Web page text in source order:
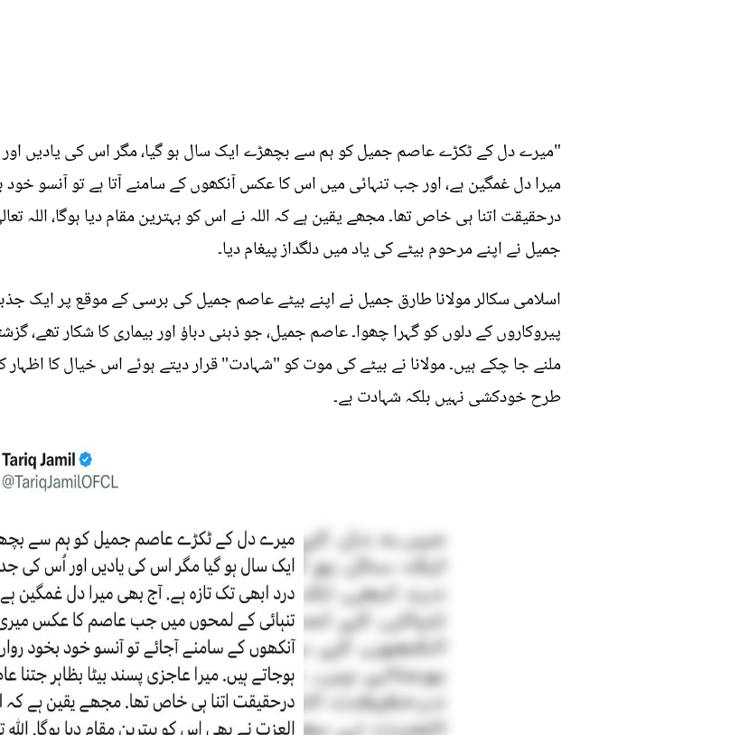
"میرے دل کے ٹکڑے عاصم جمیل کو ہم سے بچھڑے ایک سال ہو گیا، مگر اس کی یادیں
میرا دل غمگین ہے، اور جب تنہائی میں اس کا عکس آنکھوں کے سامنے آتا ہے تو آنسو خود
درحقیقت اتنا ہی خاص تھا۔ مجھے یقین ہے کہ اللہ نے اس کو بہترین مقام دیا ہوگا، اللہ
جمیل نے اپنے مرحوم بیٹے کی یاد میں دلگداز پیغام دیا۔
اسلامی سکالر مولانا طارق جمیل نے اپنے بیٹے عاصم جمیل کی برسی کے موقع پر ایک
پیروکاروں کے دلوں کو گہرا چھوا۔ عاصم جمیل، جو ذہنی دباؤ اور بیماری کا شکار تھے،
ملنے جا چکے ہیں۔ مولانا نے بیٹے کی موت کو "شہادت" قرار دیتے ہوئے اس خیال کا
طرح خودکشی نہیں بلکہ شہادت ہے۔